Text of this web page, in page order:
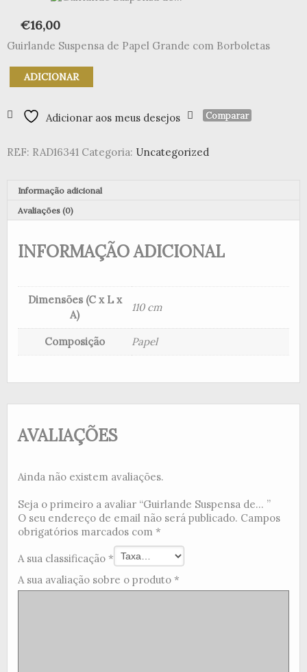
€16,00
Guirlande Suspensa de Papel Grande com Borboletas
Quantidade
de
Suspensa
Grande
ADICIONAR
Adicionar aos meus desejos Comparar
REF: RAD16341 Categoria: Uncategorized
Informação adicional
Avaliações (0)
INFORMAÇÃO ADICIONAL
Dimensões (C x L x
A)
110 cm
Composição Papel
AVALIAÇÕES
Ainda não existem avaliações.
Seja o primeiro a avaliar “Guirlande Suspensa de... ”
O seu endereço de email não será publicado. Campos
obrigatórios marcados com *
A sua classificação *
A sua avaliação sobre o produto *